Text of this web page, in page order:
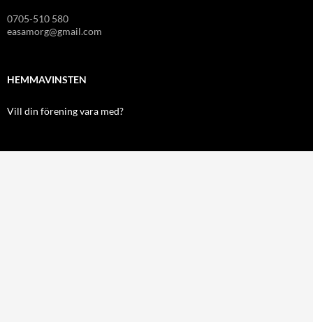
0705-510 580
easamorg@gmail.com
HEMMAVINSTEN
Vill din förening vara med?